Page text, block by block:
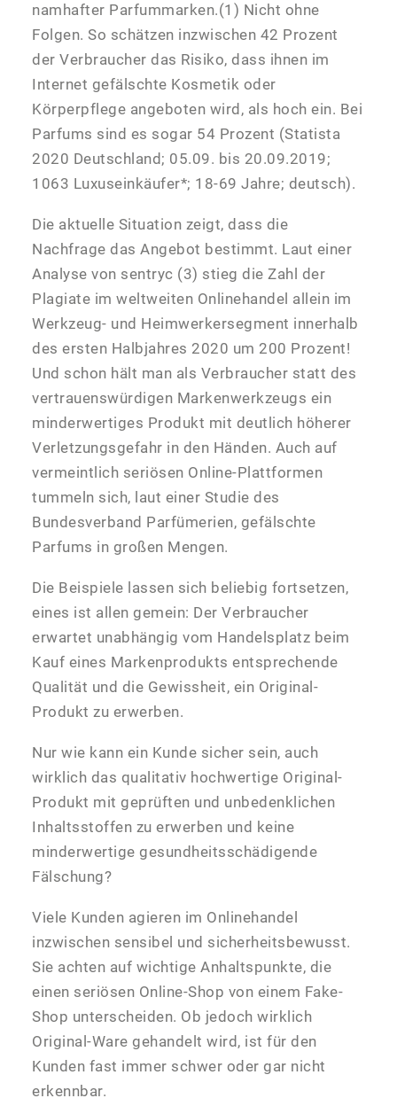
namhafter Parfummarken.(1) Nicht ohne
Folgen. So schätzen inzwischen 42 Prozent
der Verbraucher das Risiko, dass ihnen im
Internet gefälschte Kosmetik oder
Körperpflege angeboten wird, als hoch ein. Bei
Parfums sind es sogar 54 Prozent (Statista
2020 Deutschland; 05.09. bis 20.09.2019;
1063 Luxuseinkäufer*; 18-69 Jahre; deutsch).
Die aktuelle Situation zeigt, dass die
Nachfrage das Angebot bestimmt. Laut einer
Analyse von sentryc (3) stieg die Zahl der
Plagiate im weltweiten Onlinehandel allein im
Werkzeug- und Heimwerkersegment innerhalb
des ersten Halbjahres 2020 um 200 Prozent!
Und schon hält man als Verbraucher statt des
vertrauenswürdigen Markenwerkzeugs ein
minderwertiges Produkt mit deutlich höherer
Verletzungsgefahr in den Händen. Auch auf
vermeintlich seriösen Online-Plattformen
tummeln sich, laut einer Studie des
Bundesverband Parfümerien, gefälschte
Parfums in großen Mengen.
Die Beispiele lassen sich beliebig fortsetzen,
eines ist allen gemein: Der Verbraucher
erwartet unabhängig vom Handelsplatz beim
Kauf eines Markenprodukts entsprechende
Qualität und die Gewissheit, ein Original-
Produkt zu erwerben.
Nur wie kann ein Kunde sicher sein, auch
wirklich das qualitativ hochwertige Original-
Produkt mit geprüften und unbedenklichen
Inhaltsstoffen zu erwerben und keine
minderwertige gesundheitsschädigende
Fälschung?
Viele Kunden agieren im Onlinehandel
inzwischen sensibel und sicherheitsbewusst.
Sie achten auf wichtige Anhaltspunkte, die
einen seriösen Online-Shop von einem Fake-
Shop unterscheiden. Ob jedoch wirklich
Original-Ware gehandelt wird, ist für den
Kunden fast immer schwer oder gar nicht
erkennbar.